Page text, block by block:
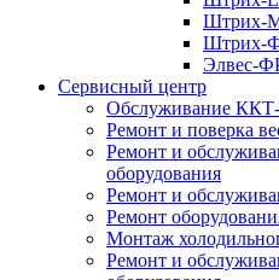
Штрих-
Штрих-
Элвес-
Сервисный центр
Обслуживание
Ремонт и поверка
Ремонт и
оборудования
Ремонт и
Ремонт
Монтаж
Ремонт и